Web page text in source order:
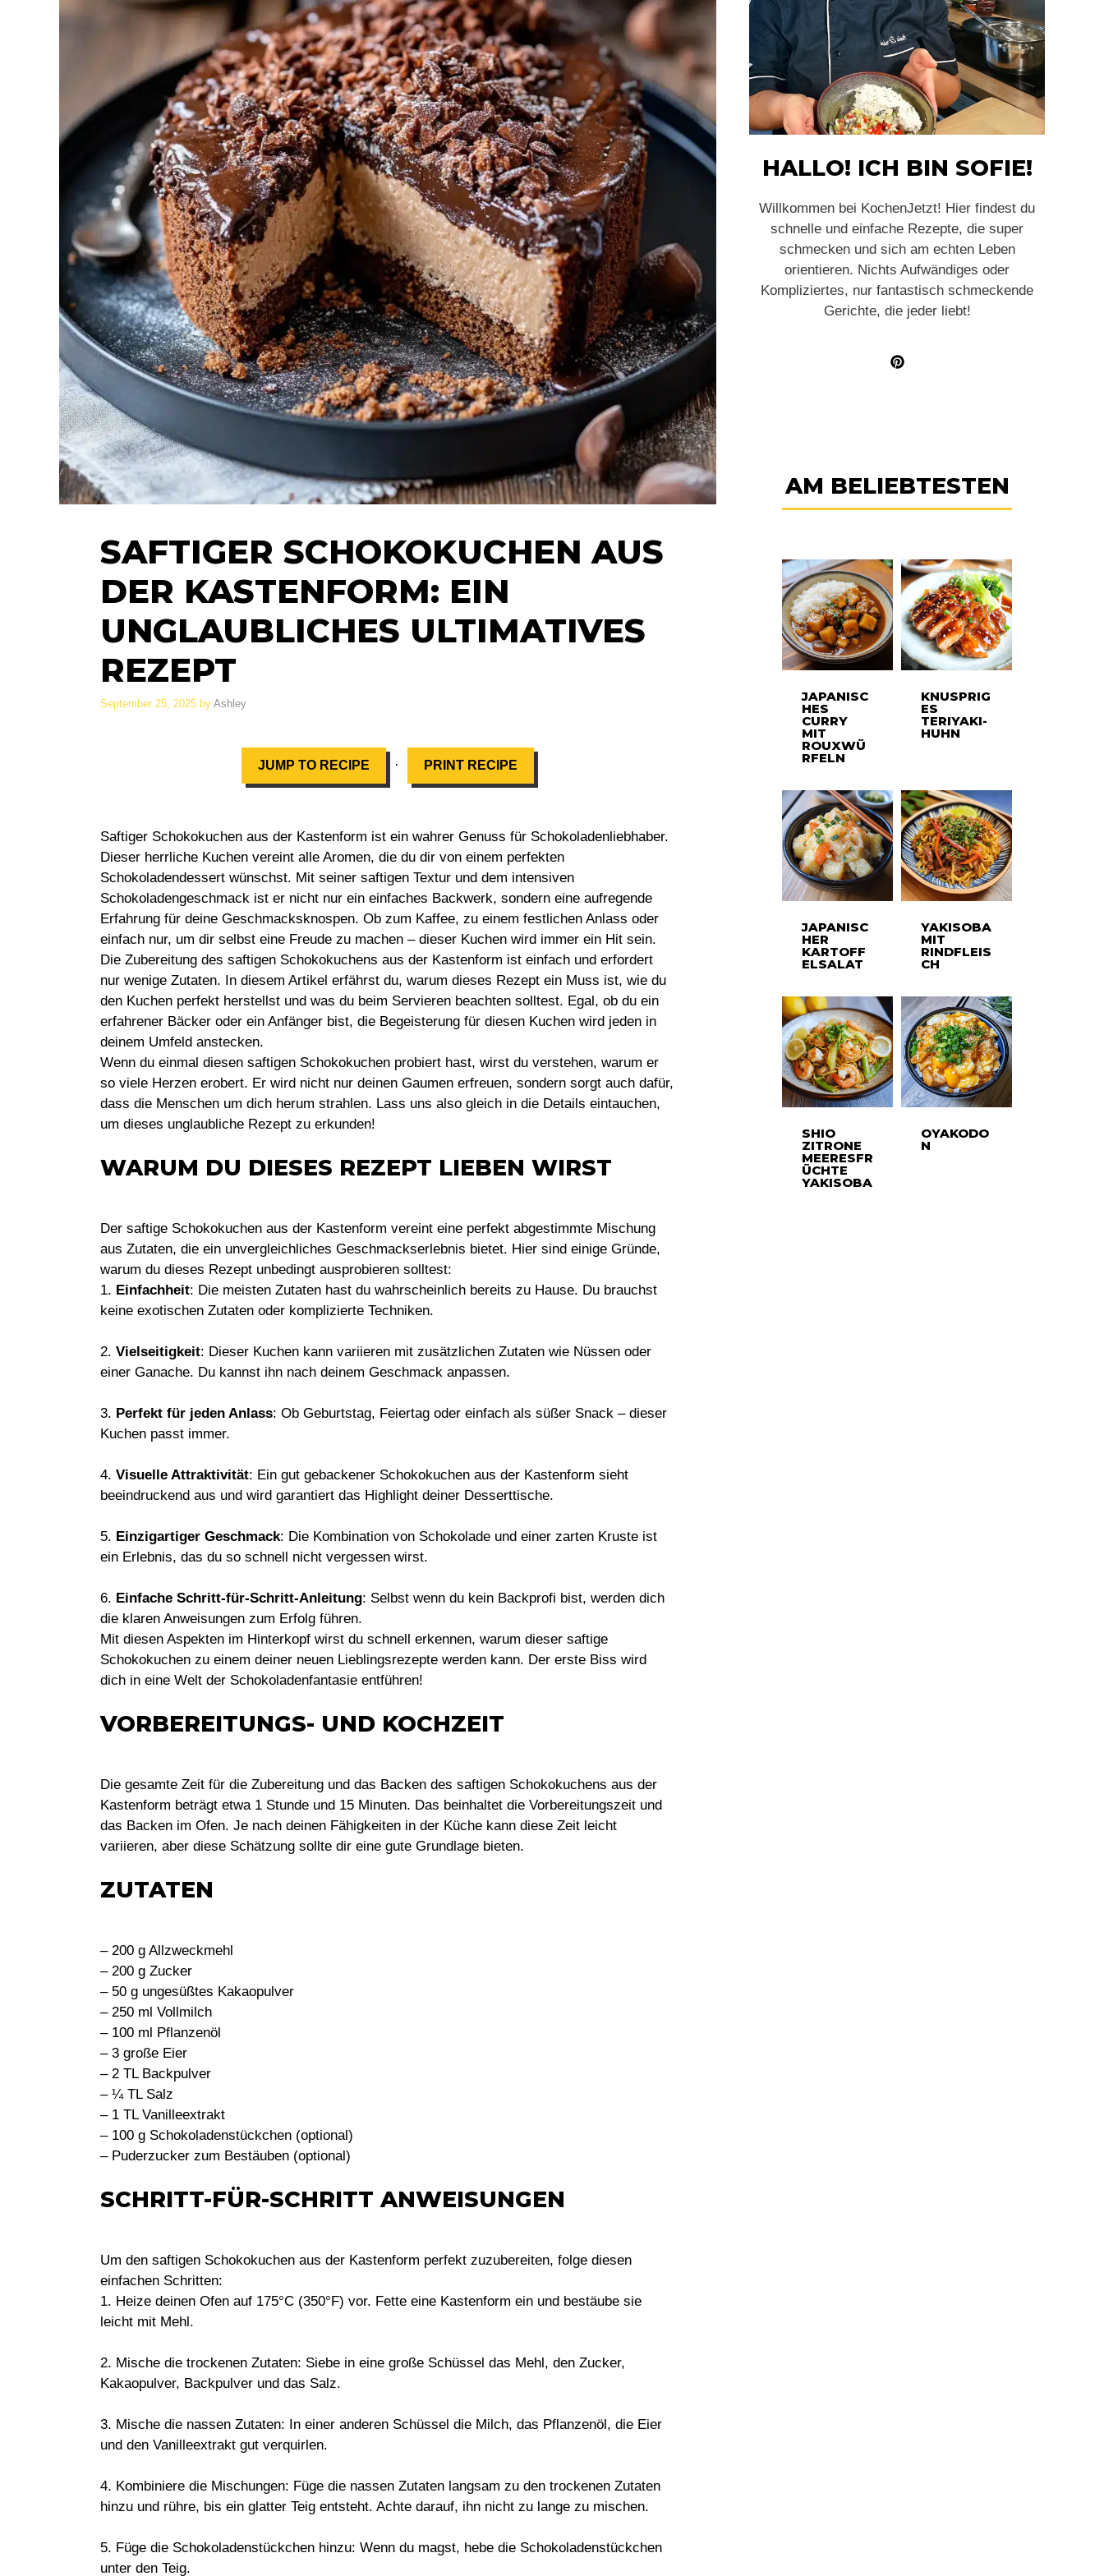
SAFTIGER SCHOKOKUCHEN AUS
DER KASTENFORM: EIN
UNGLAUBLICHES ULTIMATIVES
REZEPT
September 25, 2025 by Ashley
JUMP TO RECIPE · PRINT RECIPE
Saftiger Schokokuchen aus der Kastenform ist ein wahrer Genuss für Schokoladenliebhaber.
Dieser herrliche Kuchen vereint alle Aromen, die du dir von einem perfekten
Schokoladendessert wünschst. Mit seiner saftigen Textur und dem intensiven
Schokoladengeschmack ist er nicht nur ein einfaches Backwerk, sondern eine aufregende
Erfahrung für deine Geschmacksknospen. Ob zum Kaffee, zu einem festlichen Anlass oder
einfach nur, um dir selbst eine Freude zu machen – dieser Kuchen wird immer ein Hit sein.
Die Zubereitung des saftigen Schokokuchens aus der Kastenform ist einfach und erfordert
nur wenige Zutaten. In diesem Artikel erfährst du, warum dieses Rezept ein Muss ist, wie du
den Kuchen perfekt herstellst und was du beim Servieren beachten solltest. Egal, ob du ein
erfahrener Bäcker oder ein Anfänger bist, die Begeisterung für diesen Kuchen wird jeden in
deinem Umfeld anstecken.
Wenn du einmal diesen saftigen Schokokuchen probiert hast, wirst du verstehen, warum er
so viele Herzen erobert. Er wird nicht nur deinen Gaumen erfreuen, sondern sorgt auch dafür,
dass die Menschen um dich herum strahlen. Lass uns also gleich in die Details eintauchen,
um dieses unglaubliche Rezept zu erkunden!
WARUM DU DIESES REZEPT LIEBEN WIRST
Der saftige Schokokuchen aus der Kastenform vereint eine perfekt abgestimmte Mischung
aus Zutaten, die ein unvergleichliches Geschmackserlebnis bietet. Hier sind einige Gründe,
warum du dieses Rezept unbedingt ausprobieren solltest:
1. Einfachheit: Die meisten Zutaten hast du wahrscheinlich bereits zu Hause. Du brauchst
keine exotischen Zutaten oder komplizierte Techniken.
2. Vielseitigkeit: Dieser Kuchen kann variieren mit zusätzlichen Zutaten wie Nüssen oder
einer Ganache. Du kannst ihn nach deinem Geschmack anpassen.
3. Perfekt für jeden Anlass: Ob Geburtstag, Feiertag oder einfach als süßer Snack – dieser
Kuchen passt immer.
4. Visuelle Attraktivität: Ein gut gebackener Schokokuchen aus der Kastenform sieht
beeindruckend aus und wird garantiert das Highlight deiner Desserttische.
5. Einzigartiger Geschmack: Die Kombination von Schokolade und einer zarten Kruste ist
ein Erlebnis, das du so schnell nicht vergessen wirst.
6. Einfache Schritt-für-Schritt-Anleitung: Selbst wenn du kein Backprofi bist, werden dich
die klaren Anweisungen zum Erfolg führen.
Mit diesen Aspekten im Hinterkopf wirst du schnell erkennen, warum dieser saftige
Schokokuchen zu einem deiner neuen Lieblingsrezepte werden kann. Der erste Biss wird
dich in eine Welt der Schokoladenfantasie entführen!
VORBEREITUNGS- UND KOCHZEIT
Die gesamte Zeit für die Zubereitung und das Backen des saftigen Schokokuchens aus der
Kastenform beträgt etwa 1 Stunde und 15 Minuten. Das beinhaltet die Vorbereitungszeit und
das Backen im Ofen. Je nach deinen Fähigkeiten in der Küche kann diese Zeit leicht
variieren, aber diese Schätzung sollte dir eine gute Grundlage bieten.
ZUTATEN
– 200 g Allzweckmehl
– 200 g Zucker
– 50 g ungesüßtes Kakaopulver
– 250 ml Vollmilch
– 100 ml Pflanzenöl
– 3 große Eier
– 2 TL Backpulver
– ¼ TL Salz
– 1 TL Vanilleextrakt
– 100 g Schokoladenstückchen (optional)
– Puderzucker zum Bestäuben (optional)
SCHRITT-FÜR-SCHRITT ANWEISUNGEN
Um den saftigen Schokokuchen aus der Kastenform perfekt zuzubereiten, folge diesen
einfachen Schritten:
1. Heize deinen Ofen auf 175°C (350°F) vor. Fette eine Kastenform ein und bestäube sie
leicht mit Mehl.
2. Mische die trockenen Zutaten: Siebe in eine große Schüssel das Mehl, den Zucker,
Kakaopulver, Backpulver und das Salz.
3. Mische die nassen Zutaten: In einer anderen Schüssel die Milch, das Pflanzenöl, die Eier
und den Vanilleextrakt gut verquirlen.
4. Kombiniere die Mischungen: Füge die nassen Zutaten langsam zu den trockenen Zutaten
hinzu und rühre, bis ein glatter Teig entsteht. Achte darauf, ihn nicht zu lange zu mischen.
5. Füge die Schokoladenstückchen hinzu: Wenn du magst, hebe die Schokoladenstückchen
unter den Teig.
HALLO! ICH BIN SOFIE!
Willkommen bei KochenJetzt! Hier findest du
schnelle und einfache Rezepte, die super
schmecken und sich am echten Leben
orientieren. Nichts Aufwändiges oder
Kompliziertes, nur fantastisch schmeckende
Gerichte, die jeder liebt!
AM BELIEBTESTEN
JAPANISC
HES
CURRY
MIT
ROUXWÜ
RFELN
KNUSPRIG
ES
TERIYAKI-
HUHN
JAPANISC
HER
KARTOFF
ELSALAT
YAKISOBA
MIT
RINDFLEIS
CH
SHIO
ZITRONE
MEERESFR
ÜCHTE
YAKISOBA
OYAKODO
N